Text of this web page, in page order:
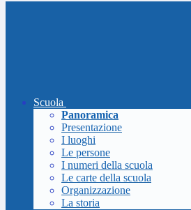
Scuola
Panoramica
Presentazione
I luoghi
Le persone
I numeri della scuola
Le carte della scuola
Organizzazione
La storia